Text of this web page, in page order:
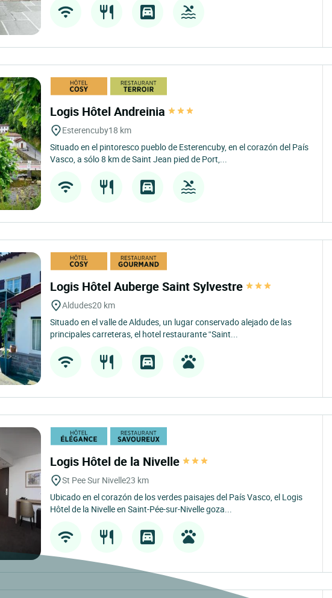
Logis Hôtel Andreinia
Esterencuby18 km
Situado en el pintoresco pueblo de Esterencuby, en el corazón del País
Vasco, a sólo 8 km de Saint Jean pied de Port,...
Logis Hôtel Auberge Saint Sylvestre
Aldudes20 km
Situado en el valle de Aldudes, un lugar conservado alejado de las
principales carreteras, el hotel restaurante “Saint...
Logis Hôtel de la Nivelle
St Pee Sur Nivelle23 km
Ubicado en el corazón de los verdes paisajes del País Vasco, el Logis
Hôtel de la Nivelle en Saint-Pée-sur-Nivelle goza...